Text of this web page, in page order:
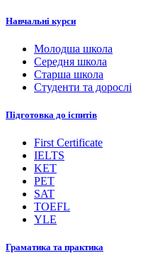
Навчальні курси
Молодша школа
Середня школа
Старша школа
Студенти та дорослі
Підготовка до іспитів
First Certificate
IELTS
KET
PET
SAT
TOEFL
YLE
Граматика та практика